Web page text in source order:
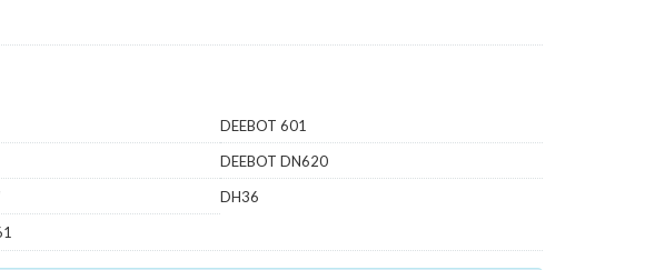
DEEBOT 601
DEEBOT DN620
DH36